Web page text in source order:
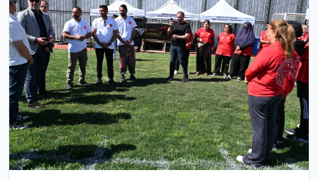
omuzlarında yükseldiğini ifade etti.